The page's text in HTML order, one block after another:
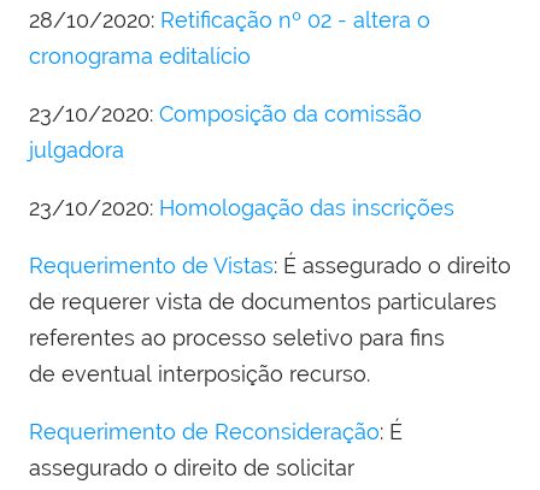
28/10/2020: Retificação nº 02 - altera o
cronograma editalício
23/10/2020: Composição da comissão
julgadora
23/10/2020: Homologação das inscrições
Requerimento de Vistas: É assegurado o direito
de requerer vista de documentos particulares
referentes ao processo seletivo para fins
de eventual interposição recurso.
Requerimento de Reconsideração: É
assegurado o direito de solicitar